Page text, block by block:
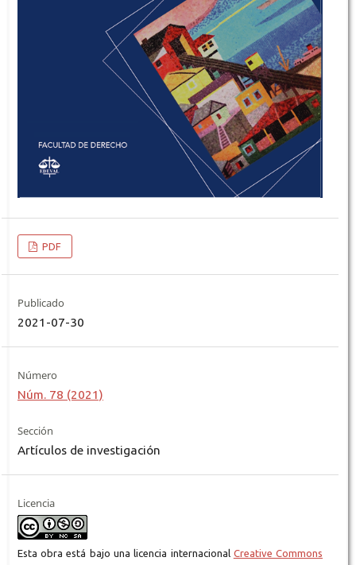
PDF
Publicado
2021-07-30
Número
Núm. 78 (2021)
Sección
Artículos de investigación
Licencia
Esta obra está bajo una licencia internacional Creative Commons